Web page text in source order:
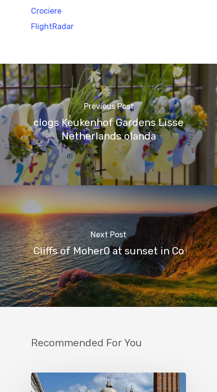
Crociere
FlightRadar
Previous Post
clogs Keukenhof Gardens Lisse
Netherlands olanda
Next Post
Cliffs of Moher0 at sunset in Co
Recommended For You